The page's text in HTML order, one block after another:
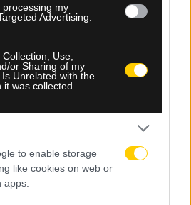
my
Advertising.
Use,
or Sharing of my
Unrelated with the
was collected.
to enable storage
like cookies on web or